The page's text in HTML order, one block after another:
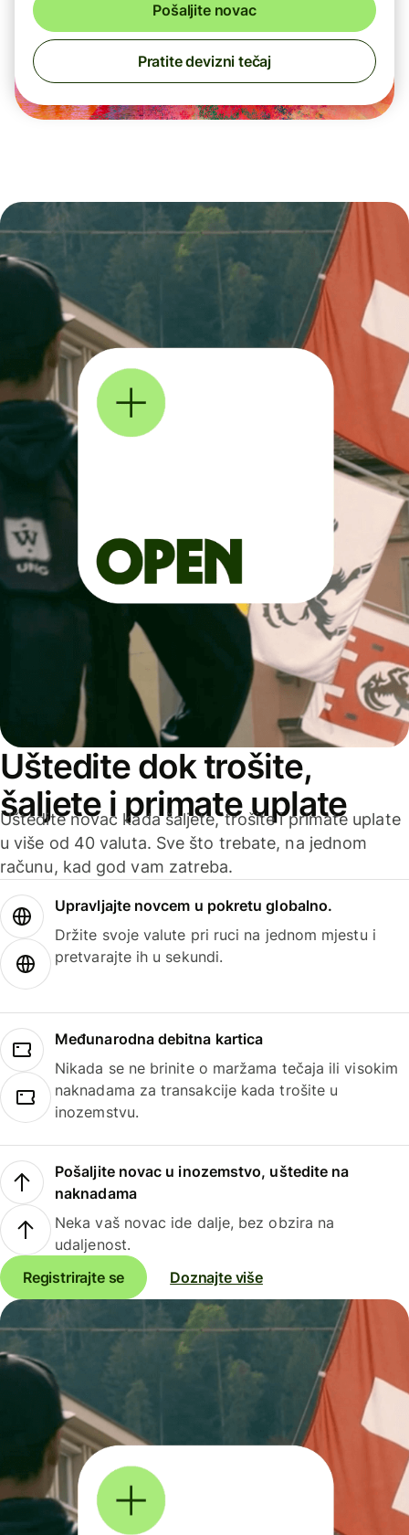
Pošaljite novac
Pratite devizni tečaj
Uštedite dok trošite,
šaljete i primate uplate
Uštedite novac kada šaljete, trošite i primate uplate
u više od 40 valuta. Sve što trebate, na jednom
računu, kad god vam zatreba.
Upravljajte novcem u pokretu globalno.
Držite svoje valute pri ruci na jednom mjestu i
pretvarajte ih u sekundi.
Međunarodna debitna kartica
Nikada se ne brinite o maržama tečaja ili visokim
naknadama za transakcije kada trošite u
inozemstvu.
Pošaljite novac u inozemstvo, uštedite na
naknadama
Neka vaš novac ide dalje, bez obzira na
udaljenost.
Registrirajte se
Doznajte više